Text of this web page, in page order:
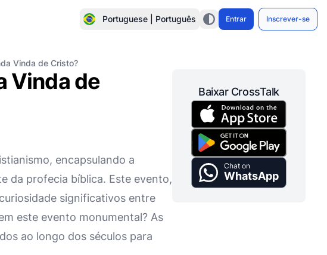
Portuguese | Português Entrar Inscrever-se
Vinda de Cristo?
Vinda de
encapsulando a
da profecia bíblica. Este evento,
significativos entre
este evento monumental? As
ao longo dos séculos para
Baixar CrossTalk
Chat on
WhatsApp